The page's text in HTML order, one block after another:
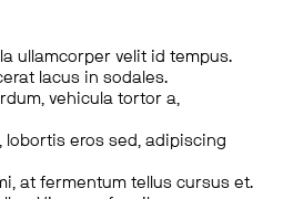
ullamcorper velit id tempus.
lacus in sodales.
vehicula tortor a,
lobortis eros sed, adipiscing
at fermentum tellus cursus et.